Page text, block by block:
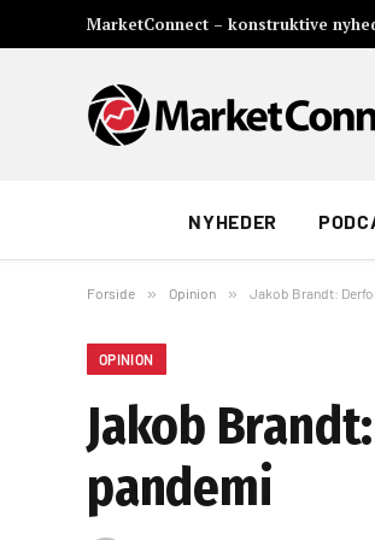
MarketConnect – konstruktive
NYHEDER
Forside » Opinion » Jakob Brandt:
OPINION
Jakob
pandemi